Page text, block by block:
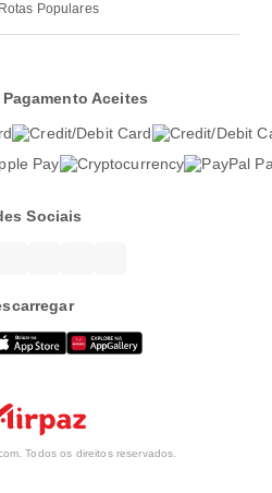
Populares
Aceites
Sociais
Todos os direitos reservados.